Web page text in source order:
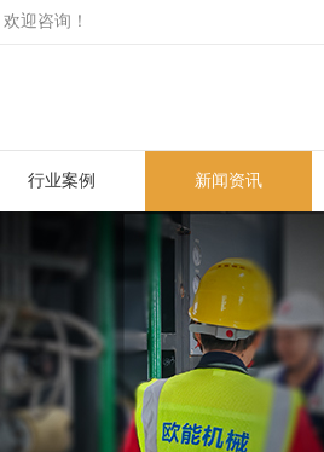
迎咨询！
行业案例 新闻资讯